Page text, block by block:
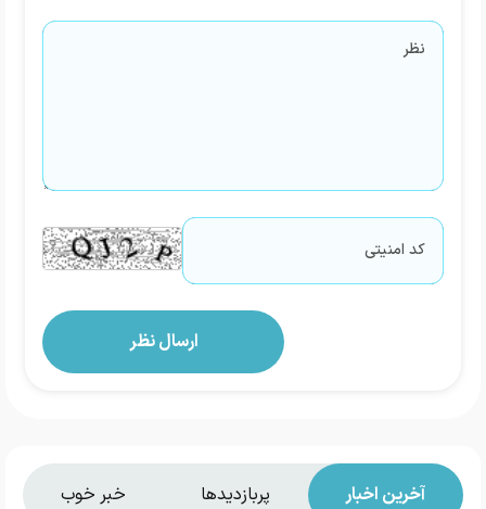
آخرین اخبار پربازدیدها خبر خوب